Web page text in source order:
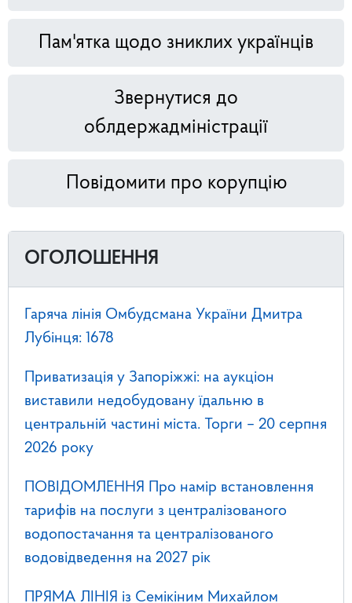
Пам'ятка щодо зниклих українців
Звернутися до
облдержадміністрації
Повідомити про корупцію
ОГОЛОШЕННЯ
Гаряча лінія Омбудсмана України Дмитра
Лубінця: 1678
Приватизація у Запоріжжі: на аукціон
виставили недобудовану їдальню в
центральній частині міста. Торги – 20 серпня
2026 року
ПОВІДОМЛЕННЯ Про намір встановлення
тарифів на послуги з централізованого
водопостачання та централізованого
водовідведення на 2027 рік
ПРЯМА ЛІНІЯ із Семікіним Михайлом